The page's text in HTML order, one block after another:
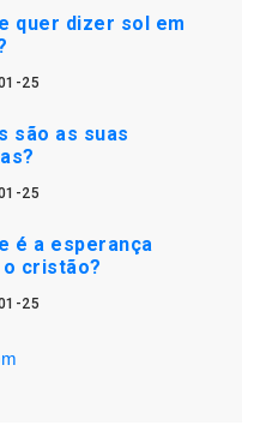
quer dizer sol em
25
são as suas
25
é a esperança
o cristão?
25